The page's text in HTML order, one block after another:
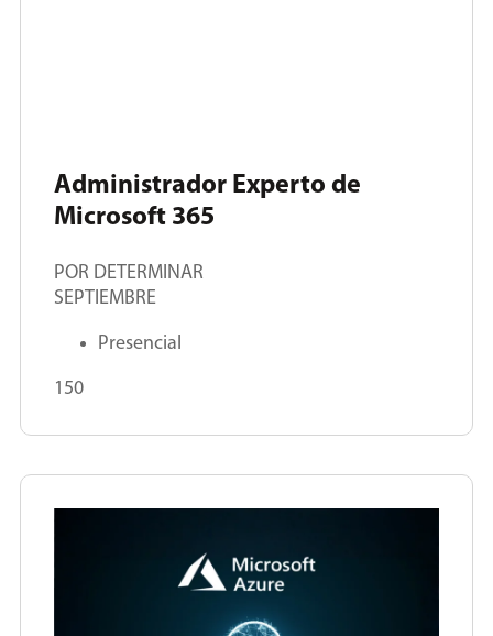
Administrador Experto de
Microsoft 365
POR DETERMINAR
SEPTIEMBRE
Presencial
150